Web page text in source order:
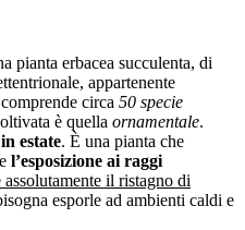
pianta erbacea succulenta, di
appartenente
circa 50 specie
è quella ornamentale.
estate. È una pianta che
l’esposizione ai raggi
assolutamente il ristagno di
esporle ad ambienti caldi e